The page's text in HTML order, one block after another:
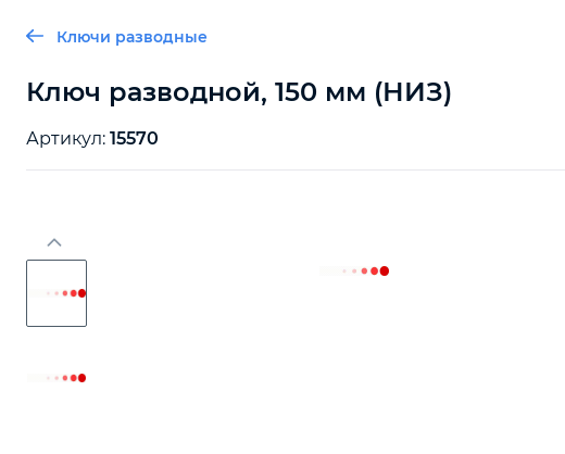
Ключи разводные
Ключ разводной, 150 мм (НИЗ)
Артикул: 15570